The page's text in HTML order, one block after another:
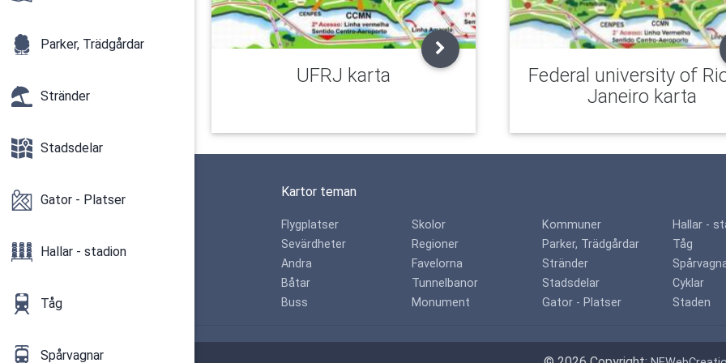
Cookie Consent plugin for the EU cookie law
Parker, Trädgårdar
Stränder
Stadsdelar
Gator - Platser
Hallar - stadion
Tåg
Spårvagnar
UFRJ karta
Federal university of
Janeiro karta
Kartor teman
Flygplatser
Sevärdheter
Andra
Båtar
Buss
Skolor
Regioner
Favelorna
Tunnelbanor
Monument
Kommuner
Parker, Trädgårdar
Stränder
Stadsdelar
Gator - Platser
Hallar -
Tåg
Cyklar
Staden